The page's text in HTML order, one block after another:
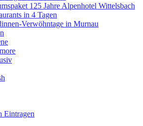
125 Jahre Alpenhotel Wittelsbach
in 4 Tagen
Verwöhntage in Murnau
Eintragen